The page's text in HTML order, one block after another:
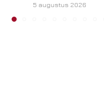
5 augustus 2026